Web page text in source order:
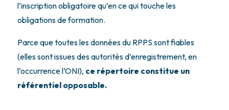
l’inscription obligatoire qu’en ce qui touche les
obligations de formation.
Parce que toutes les données du RPPS sont fiables
(elles sont issues des autorités d’enregistrement, en
l’occurrence l’ONI), ce répertoire constitue un
référentiel opposable.